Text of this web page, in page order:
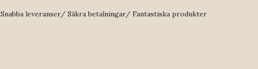
Snabba leveranser/ Säkra betalningar/ Fantastiska produkter